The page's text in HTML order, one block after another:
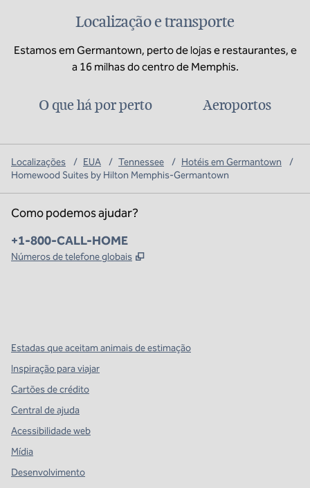
Localização e transporte
Estamos em Germantown, perto de lojas e restaurantes, e
a 16 milhas do centro de Memphis.
O que há por perto Aeroportos
Localizações / EUA / Tennessee / Hotéis em Germantown
/
Homewood Suites by Hilton Memphis-Germantown
Como podemos ajudar?
Telefone:
+1-800-CALL-HOME
Números de telefone globais ,
Estadas que aceitam animais de estimação
Inspiração para viajar
Cartões de crédito
Central de ajuda
Acessibilidade web
Mídia
Desenvolvimento